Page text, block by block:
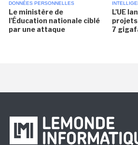
DONNÉES PERSONNELLES
Le ministère de
l'Éducation nationale ciblé
par une attaque
L'UE
projets
7